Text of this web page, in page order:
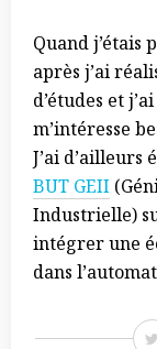
Quand j’étais
après j’ai
d’études et
m’intéresse
J’ai
BUT GEII
Industrielle)
intégrer une
dans